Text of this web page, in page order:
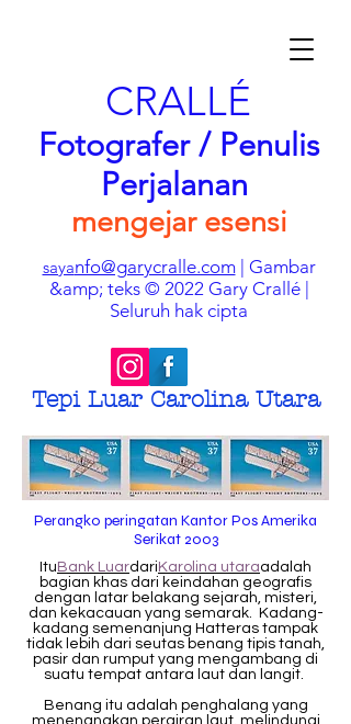
CRALLÉ
Fotografer / Penulis
Perjalanan
mengejar esensi
sayanfo@garycralle.com| Gambar
&amp; teks © 2022 Gary Crallé |
Seluruh hak cipta
Tepi Luar Carolina Utara
Perangko peringatan Kantor Pos Amerika
Serikat 2003
Itu Bank Luardari Karolina utaraadalah
bagian khas dari keindahan geografis
dengan latar belakang sejarah, misteri,
dan kekacauan yang semarak. Kadang-
kadang semenanjung Hatteras tampak
tidak lebih dari seutas benang tipis tanah,
pasir dan rumput yang mengambang di
suatu tempat antara laut dan langit.
Benang itu adalah penghalang yang
menenangkan perairan laut, melindungi